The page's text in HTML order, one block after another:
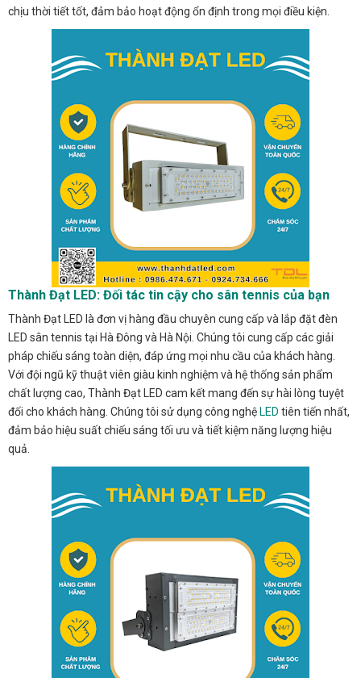
chịu thời tiết tốt, đảm bảo hoạt động ổn định trong mọi điều kiện.
Thành Đạt LED: Đối tác tin cậy cho sân tennis của bạn
Thành Đạt LED là đơn vị hàng đầu chuyên cung cấp và lắp đặt đèn
LED sân tennis tại Hà Đông và Hà Nội. Chúng tôi cung cấp các giải
pháp chiếu sáng toàn diện, đáp ứng mọi nhu cầu của khách hàng.
Với đội ngũ kỹ thuật viên giàu kinh nghiệm và hệ thống sản phẩm
chất lượng cao, Thành Đạt LED cam kết mang đến sự hài lòng tuyệt
đối cho khách hàng. Chúng tôi sử dụng công nghệ LED tiên tiến nhất,
đảm bảo hiệu suất chiếu sáng tối ưu và tiết kiệm năng lượng hiệu
quả.